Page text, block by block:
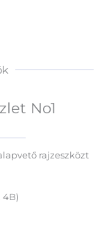
No1
rajzeszközt
4B)